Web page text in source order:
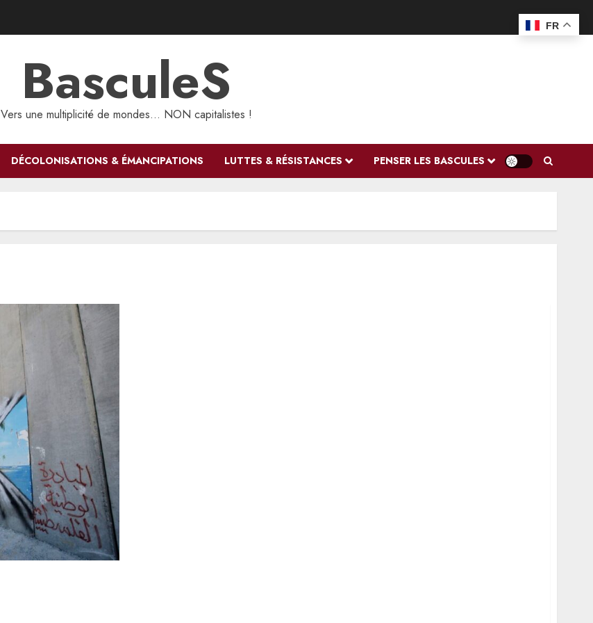
BasculeS
Vers une multiplicité de mondes… NON capitalistes !
DÉCOLONISATIONS & ÉMANCIPATIONS LUTTES & RÉSISTANCES PENSER LES BASCULES
FR